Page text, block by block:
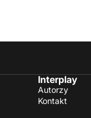
Interplay
Autorzy
Kontakt